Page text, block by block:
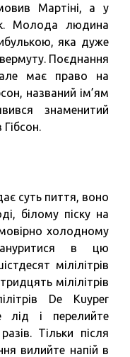
Мартіні, а у
Молода людина
яка дуже
Поєднання
має право на
названий ім’ям
знаменитий
суть пиття, воно
білому піску на
холодному
в цю
мілілітрів
мілілітрів
De Kuyper
лід і перелийте
Тільки після
вилийте напій в